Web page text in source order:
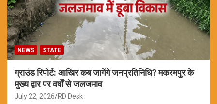
NEWS STATE
ग्राउंड रिपोर्ट: आखिर कब जागेंगे जनप्रतिनिधि? मकरमपुर के
मुख्य द्वार पर वर्षों से जलजमाव
July 22, 2026 RD Desk